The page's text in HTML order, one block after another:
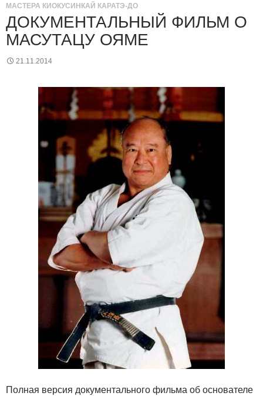
МАСТЕРА КИОКУСИНКАЙ КАРАТЭ-ДО
ДОКУМЕНТАЛЬНЫЙ ФИЛЬМ О
МАСУТАЦУ ОЯМЕ
21.11.2014
Полная версия документального фильма об основателе